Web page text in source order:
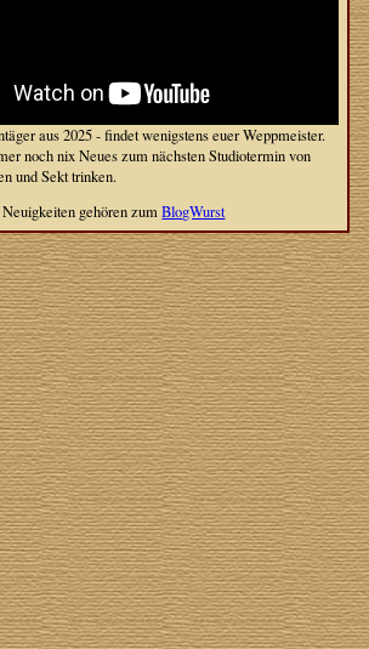
aus 2025 - findet wenigstens euer Weppmeister.
noch nix Neues zum nächsten Studiotermin von
und Sekt trinken.
gehören zumBlogWurst